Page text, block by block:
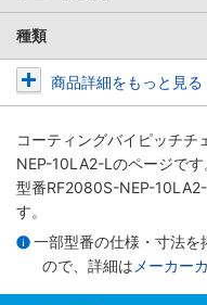
種類
商品詳細をもっと見る
コーティングバイピッチチ
NEP-10LA2-Lのページです
型番RF2080S-NEP-
す。
一部型番の仕様・寸法を
ので、詳細は メーカー